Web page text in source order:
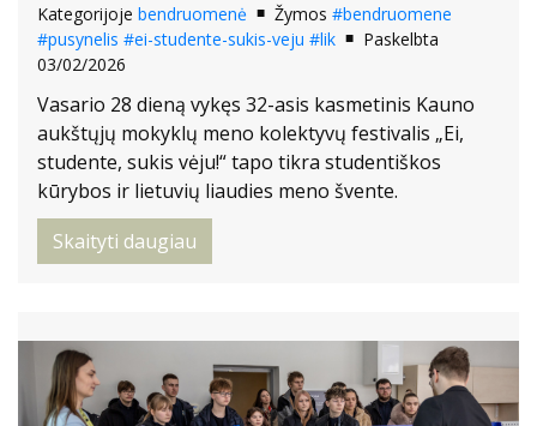
Kategorijoje bendruomenė Žymos #bendruomene
#pusynelis #ei-studente-sukis-veju #lik
Paskelbta
03/02/2026
Vasario 28 dieną vykęs 32-asis kasmetinis Kauno
aukštųjų mokyklų meno kolektyvų festivalis „Ei,
studente, sukis vėju!“ tapo tikra studentiškos
kūrybos ir lietuvių liaudies meno švente.
Skaityti daugiau